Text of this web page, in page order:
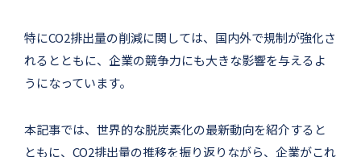
特にCO2排出量の削減に関しては、国内外で規制が強化さ
れるとともに、企業の競争力にも大きな影響を与えるよ
うになっています。
本記事では、世界的な脱炭素化の最新動向を紹介すると
ともに、CO2排出量の推移を振り返りながら、企業がこれ